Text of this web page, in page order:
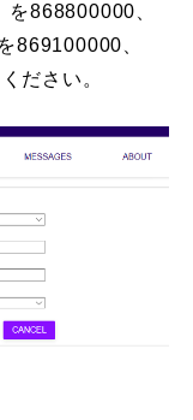
868800000、
869100000、
ださい。